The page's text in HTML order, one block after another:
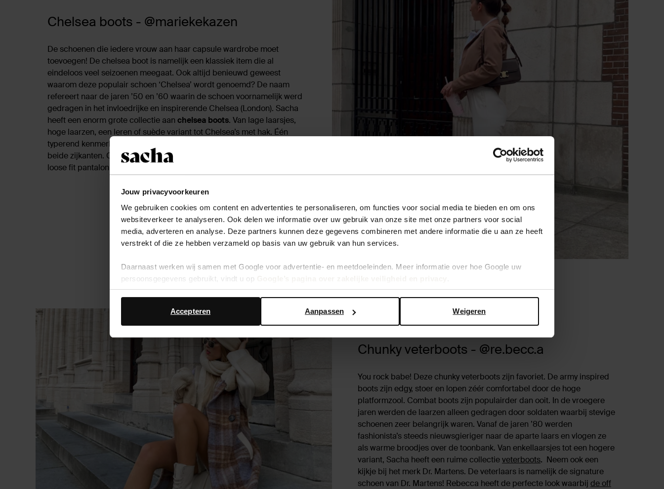
Jouw privacyvoorkeuren
We gebruiken cookies om content en advertenties te personaliseren, om functies voor social media te bieden en om ons
websiteverkeer te analyseren. Ook delen we informatie over uw gebruik van onze site met onze partners voor social
media, adverteren en analyse. Deze partners kunnen deze gegevens combineren met andere informatie die u aan ze heeft
verstrekt of die ze hebben verzameld op basis van uw gebruik van hun services.
Daarnaast werken wij samen met Google voor advertentie- en meetdoeleinden. Meer informatie over hoe Google uw
persoonsgegevens gebruikt, vindt u op
Weigeren
Aanpassen
Accepteren
Chelsea boots - @mariekekazen
De schoenen die iedere vrouw aan haar capsule wardrobe moet
toevoegen! De chelsea boot is namelijk een klassiek item die al
eindeloos veel seizoenen meegaat. Ook altijd benieuwd geweest
waarom deze populair schoen ‘Chelsea’ wordt genoemd? De naam
refereert naar de jaren ’50 en ’60 waarin de schoen voornamelijk werd
gedragen in het invloedrijke en inspirerende Chelsea (London). Sacha
heeft een enorm grote collectie aan chelsea boots. Van lage laarsjes,
hoge laarzen, een leren of suède variant tot Chelsea’s met hak. Één
typerend kenmerk zal altijd terugkomen: de stretchy elastieken aan
beide zijkanten. Combineerde beige suède boots
loose fit pantalon en een jasje in dezelfde kleur.
Shop Chelsea boots
Chunky veterboots - @re.becc.a
You rock babe! Deze chunky veterboots zijn favoriet. De army inspired
boots zijn edgy, stoer en lopen zéér comfortabel door de hoge
platformzool. Combat boots zijn populairder dan ooit. In de vroegere
jaren werden de laarzen alleen gedragen door soldaten waarbij stevige
schoenen zeer belangrijk waren. Vanaf de jaren ’80 werden
fashionista’s steeds nieuwsgieriger naar de aparte laars en vlogen ze
als warme broodjes over de toonbank. Van enkellaarsjes tot een hogere
variant, Sacha heeft een ruime collectieveterboots. Neem ook een
kijkje bij het merk Dr. Martens. De veterlaars is namelijk de signature
schoen van Dr. Martens! Rebecca heeft de perfecte look waarbij de off